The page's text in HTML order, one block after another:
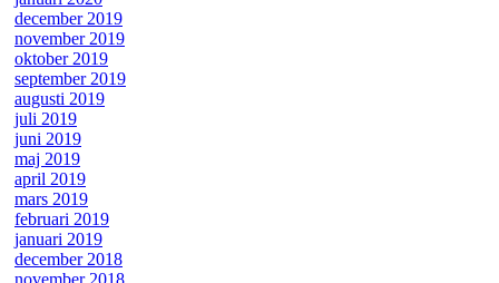
december 2019
november 2019
oktober 2019
september 2019
augusti 2019
juli 2019
juni 2019
maj 2019
april 2019
mars 2019
februari 2019
januari 2019
december 2018